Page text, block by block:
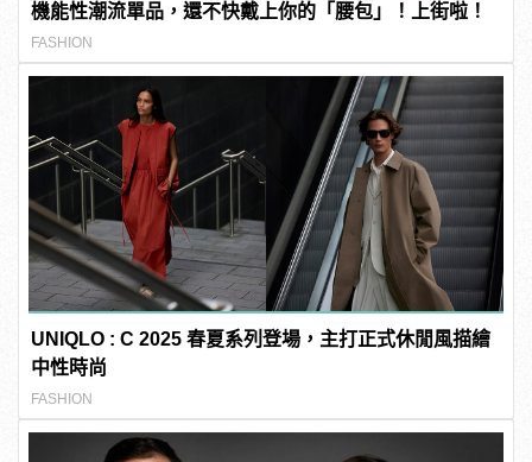
機能性潮流單品，還不快戴上你的「腰包」！上街啦！
FASHION
UNIQLO : C 2025 春夏系列登場，主打正式休閒風描繪
中性時尚
FASHION